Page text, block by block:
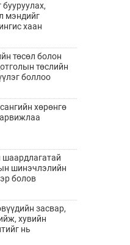
мэндийг
хаан
тай хамтран
төсөл болон
төслийн
боллоо
хөрөнгө
шинэчлэлийн
болов
засвар,
хувийн
нь